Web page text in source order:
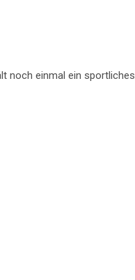
noch einmal ein sportliches